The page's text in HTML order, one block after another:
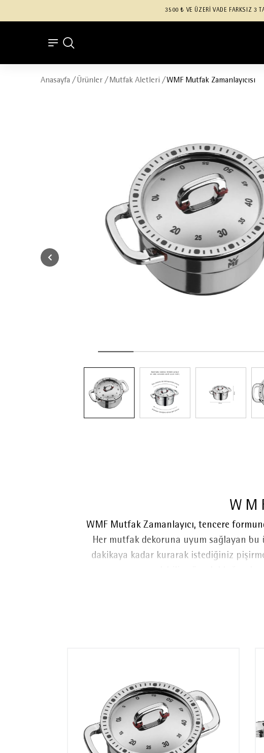
3500 ₺ VE ÜZERİ VADE FARKSIZ 3
Anasayfa / Ürünler / Mutfak Aletleri / WMF Mutfak Zamanlayıcısı
WMF Mutfak Zamanlayıcı, tencere
Her mutfak dekoruna uyum sağlayan bu
dakikaya kadar kurarak istediğiniz
edebilir, süre dolduğunda